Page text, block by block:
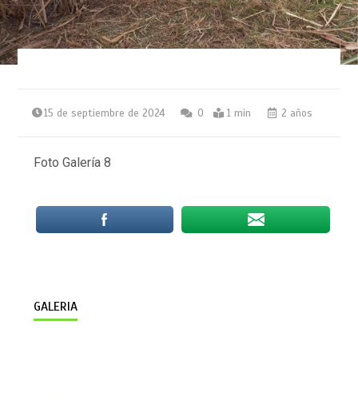
15 de septiembre de 2024 0 1 min 2 años
Foto Galería 8
GALERIA